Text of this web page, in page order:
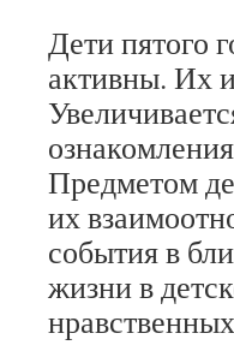
Дети пятого
активны. Их
Предметом
их
события в
жизни в